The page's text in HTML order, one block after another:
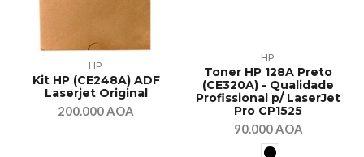
HP
Kit HP (CE248A) ADF
Laserjet Original
200.000 AOA
HP
Toner HP 128A Preto
(CE320A) - Qualidade
Profissional p/ LaserJet
Pro CP1525
90.000 AOA